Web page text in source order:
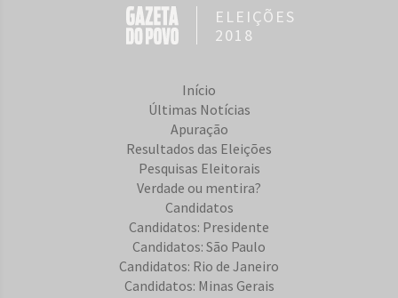
ELEIÇÕES
2018
Início
Últimas Notícias
Apuração
Resultados das Eleições
Pesquisas Eleitorais
Verdade ou mentira?
Candidatos
Candidatos: Presidente
Candidatos: São Paulo
Candidatos: Rio de Janeiro
Candidatos: Minas Gerais